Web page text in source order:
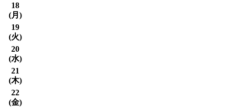
18
(月 )
19
(火)
20
(水)
21
(木)
22
(金)